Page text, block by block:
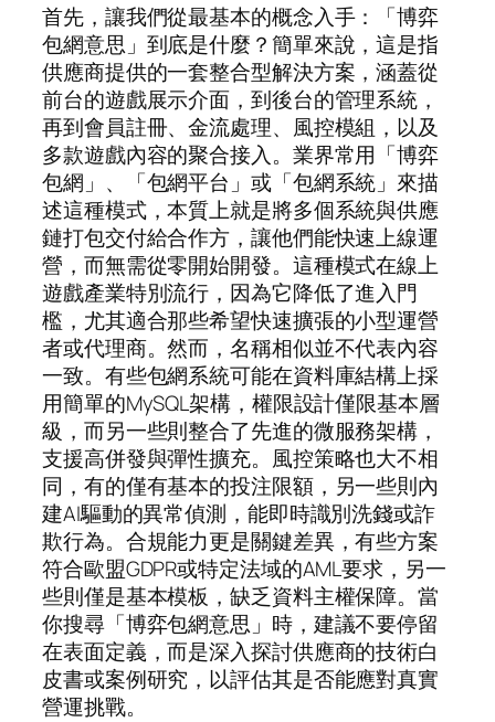
首先，讓我們從最基本的概念入手：「博弈
包網意思」到底是什麼？簡單來說，這是指
供應商提供的一套整合型解決方案，涵蓋從
前台的遊戲展示介面，到後台的管理系統，
再到會員註冊、金流處理、風控模組，以及
多款遊戲內容的聚合接入。業界常用「博弈
包網」、「包網平台」或「包網系統」來描
述這種模式，本質上就是將多個系統與供應
鏈打包交付給合作方，讓他們能快速上線運
營，而無需從零開始開發。這種模式在線上
遊戲產業特別流行，因為它降低了進入門
檻，尤其適合那些希望快速擴張的小型運營
者或代理商。然而，名稱相似並不代表內容
一致。有些包網系統可能在資料庫結構上採
用簡單的MySQL架構，權限設計僅限基本層
級，而另一些則整合了先進的微服務架構，
支援高併發與彈性擴充。風控策略也大不相
同，有的僅有基本的投注限額，另一些則內
建AI驅動的異常偵測，能即時識別洗錢或詐
欺行為。合規能力更是關鍵差異，有些方案
符合歐盟GDPR或特定法域的AML要求，另一
些則僅是基本模板，缺乏資料主權保障。當
你搜尋「博弈包網意思」時，建議不要停留
在表面定義，而是深入探討供應商的技術白
皮書或案例研究，以評估其是否能應對真實
營運挑戰。